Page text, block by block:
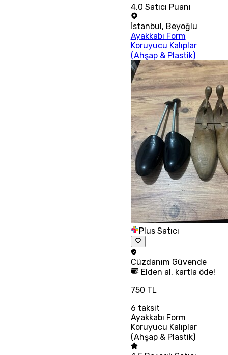
4.0 Satıcı Puanı
İstanbul , Beyoğlu
Ayakkabı Form
Koruyucu Kalıplar
(Ahşap & Plastik)
Plus Satıcı
Cüzdanım Güvende
Elden al, kartla öde!
750 TL
6 taksit
Ayakkabı Form
Koruyucu Kalıplar
(Ahşap & Plastik)